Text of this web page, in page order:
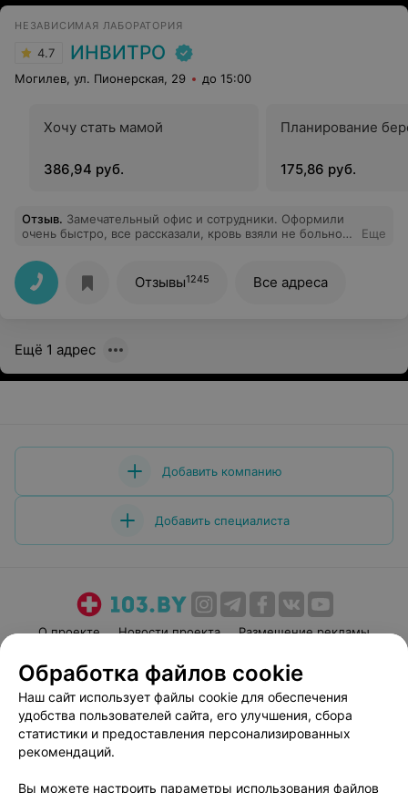
НЕЗАВИСИМАЯ ЛАБОРАТОРИЯ
4.7 ИНВИТРО
Могилев, ул. Пионерская, 29 до 15:00
Хочу стать мамой
386,94 руб.
Планирование
175,86 руб.
Отзыв. Замечательный офис и сотрудники. Оформили
очень быстро, все рассказали, кровь взяли не больно.
Еще
Отзывы1245 Все адреса
Ещё 1 адрес
Добавить компанию
Добавить специалиста
О проекте Новости проекта
Размещение рекламы
Пользовательское соглашение
Способы оплаты
Вакансии
Партнеры
Написать руководителю 103.by
Персональные настройки cookie
Обработка файлов cookie
Наш сайт использует файлы cookie для обеспечения
удобства пользователей сайта, его улучшения, сбора
статистики и предоставления персонализированных
рекомендаций.
Вы можете настроить параметры использования файлов